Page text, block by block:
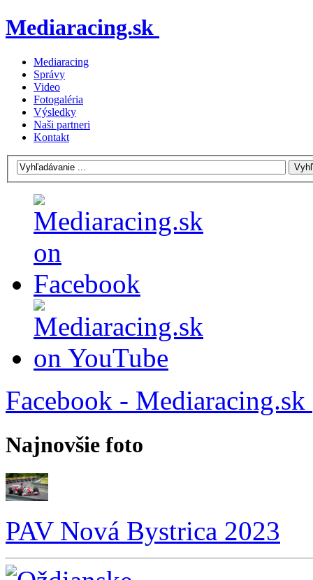
Mediaracing.sk
Mediaracing
Správy
Video
Fotogaléria
Výsledky
Naši partneri
Kontakt
Facebook - Mediaracing.sk
Najnovšie foto
PAV Nová Bystrica 2023